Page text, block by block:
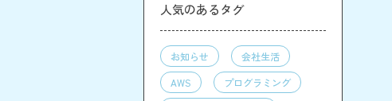
人気のあるタグ
お知らせ
会社生活
AWS
プログラミング